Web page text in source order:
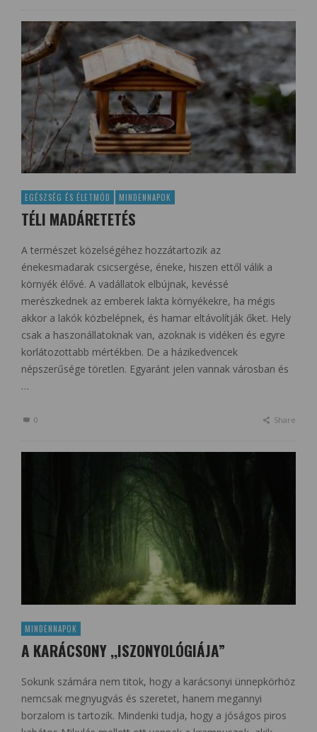
EGÉSZSÉG ÉS ÉLETMÓD MINDENNAPOK
TÉLI MADÁRETETÉS
A természet közelségéhez hozzátartozik az
énekesmadarak csicsergése, éneke, hiszen ettől válik a
környék élővé. A vadállatok elbújnak, kevéssé
merészkednek az emberek lakta környékekre, ha mégis
akkor a lakók közbelépnek, és hamar eltávolítják őket. Hely
csak a haszonállatoknak van, azoknak is vidéken és egyre
korlátozottabb mértékben. De a házikedvencek
népszerűsége töretlen. Egyaránt jelen vannak városban és
…
0 Share
MINDENNAPOK
A KARÁCSONY ,,ISZONYOLÓGIÁJA”
Sokunk számára nem titok, hogy a karácsonyi ünnepkörhöz
nemcsak megnyugvás és szeretet, hanem megannyi
borzalom is tartozik. Mindenki tudja, hogy a jóságos piros